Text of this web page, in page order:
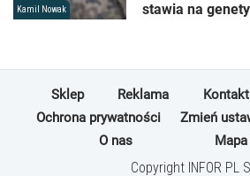
Kamil Nowak
stawia na
Sklep Reklama Kontakt
Ochrona prywatności
Zmień
O nas
Copyright INFOR PL